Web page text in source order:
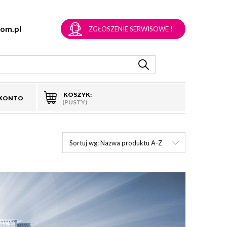
KOSZYK:
(PUSTY)
ZGŁOSZENIE SERWISOWE !
Sortuj wg:Nazwa produktu A-Z